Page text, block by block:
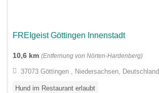
FREIgeist Göttingen Innenstadt
10,6 km (Entfernung von Nörten-Hardenberg)
37073 Göttingen , Niedersachsen, Deutschland
Hund im Restaurant erlaubt